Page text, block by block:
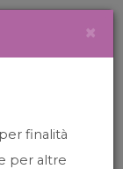
×
finalità
per altre